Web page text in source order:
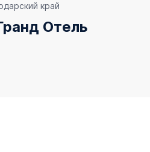
край
Отель